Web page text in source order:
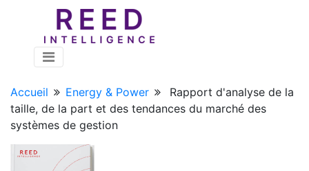
Accueil Energy & Power
Rapport d'analyse de la
taille, de la part et des tendances du marché des
systèmes de gestion